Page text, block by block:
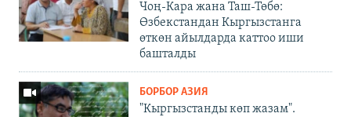
Чоң-Кара жана Таш-Төбө:
Өзбекстандан Кыргызстанга
өткөн айылдарда каттоо иши
башталды
БОРБОР АЗИЯ
"Кыргызстанды көп жазам".